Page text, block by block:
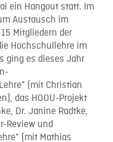
ein Hangout statt. Im
Austausch im
Mitgliedern der
Hochschullehre im
ging es dieses Jahr
(mit Christian
das HOOU-Projekt
Dr. Janine Radtke,
Review und
(mit Mathias